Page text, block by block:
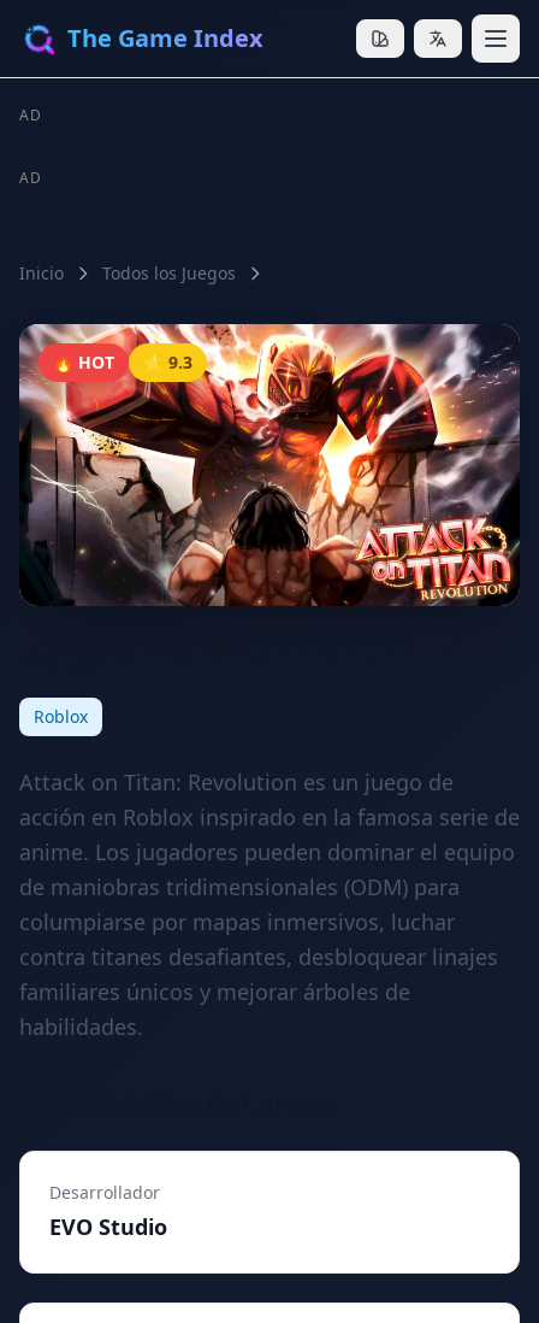
The Game Index
AD
AD
Inicio Todos los Juegos
🔥 HOT ⭐ 9.3
Roblox
Attack on Titan: Revolution es un juego de
acción en Roblox inspirado en la famosa serie de
anime. Los jugadores pueden dominar el equipo
de maniobras tridimensionales (ODM) para
columpiarse por mapas inmersivos, luchar
contra titanes desafiantes, desbloquear linajes
familiares únicos y mejorar árboles de
habilidades.
Desarrollador
EVO Studio